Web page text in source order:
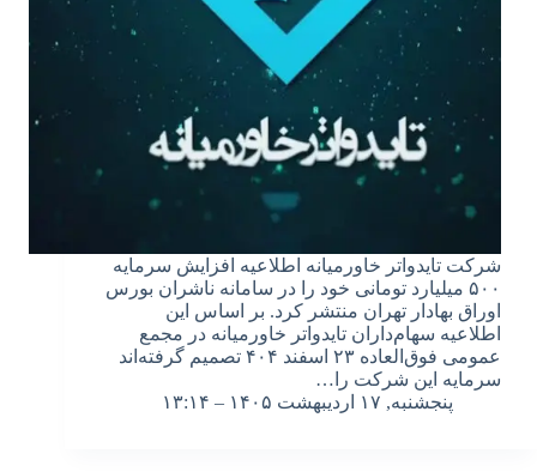
شرکت تایدواتر خاورمیانه اطلاعیه افزایش سرمایه
۵۰۰ میلیارد تومانی خود را در سامانه ناشران بورس
اوراق بهادار تهران منتشر کرد. بر اساس این
اطلاعیه سهام‌داران تایدواتر خاورمیانه در مجمع
عمومی فوق‌العاده ۲۳ اسفند ۴۰۴ تصمیم گرفته‌اند
سرمایه این شرکت را…
پنجشنبه, ۱۷ اردیبهشت ۱۴۰۵ – ۱۳:۱۴